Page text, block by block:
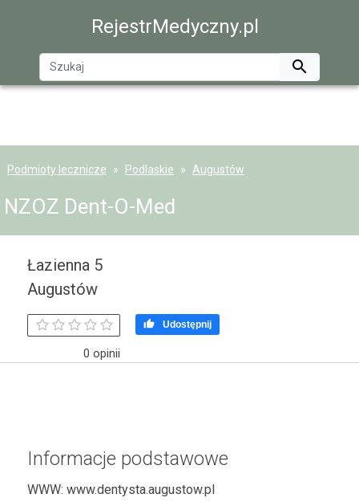
RejestrMedyczny.pl

Podmioty lecznicze Podlaskie Augustów
NZOZ Dent-O-Med
Łazienna 5
Augustów
0 opinii
 Udostępnij
Informacje podstawowe
WWW: www.dentysta.augustow.pl